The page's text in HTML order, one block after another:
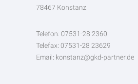
78467 Konstanz
Telefon: 07531-28 2360
Telefax: 07531-28 23629
Email: konstanz@gkd-partner.de